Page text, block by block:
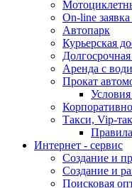
On-line
Автопарк
Курьерская
Аренда с
Прокат
Такси, Vip-
Интернет - сервис
Создание и
Создание и
Поисковая